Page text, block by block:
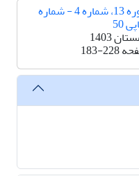
دوره 13، شماره 4 - شماره
50
1403
183-228